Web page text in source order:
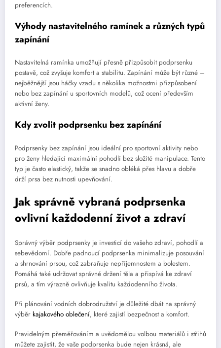
preferencích.
Výhody nastavitelného ramínek a různých typů
zapínání
Nastavitelná ramínka umožňují přesně přizpůsobit podprsenku
postavě, což zvyšuje komfort a stabilitu. Zapínání může být různé –
nejběžnější jsou háčky vzadu s několika možnostmi přizpůsobení
nebo bez zapínání u sportovních modelů, což ocení především
aktivní ženy.
Kdy zvolit podprsenku bez zapínání
Podprsenky bez zapínání jsou ideální pro sportovní aktivity nebo
pro ženy hledající maximální pohodlí bez složité manipulace. Tento
typ je často elastický, takže se snadno obléká přes hlavu a dobře
drží prsa bez nutnosti upevňování.
Jak správně vybraná podprsenka
ovlivní každodenní život a zdraví
Správný výběr podprsenky je investicí do vašeho zdraví, pohodlí a
sebevědomí. Dobře padnoucí podprsenka minimalizuje posouvání
a shrnování prsou, což zabraňuje nepříjemnostem a bolestem.
Pomáhá také udržovat správné držení těla a přispívá ke zdraví
prsů, a tím výrazně ovlivňuje kvalitu každodenního života.
Při plánování vodních dobrodružství je důležité dbát na správný
výběr kajakového oblečení, které zajistí bezpečnost a komfort.
Pravidelným přeměřováním a uvědomělou volbou materiálů i střihů
můžete zajistit, že vaše podprsenka bude nejen krásná, ale